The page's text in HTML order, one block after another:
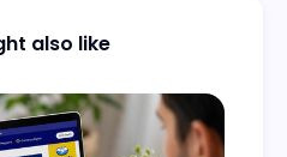
also like